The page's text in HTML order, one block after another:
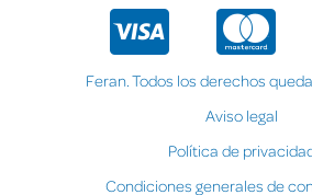
Feran. Todos los derechos
Aviso legal
Política de
Condiciones generales de